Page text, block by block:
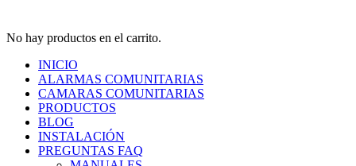
No hay productos en el carrito.
INICIO
ALARMAS COMUNITARIAS
CAMARAS COMUNITARIAS
PRODUCTOS
BLOG
INSTALACIÓN
PREGUNTAS FAQ